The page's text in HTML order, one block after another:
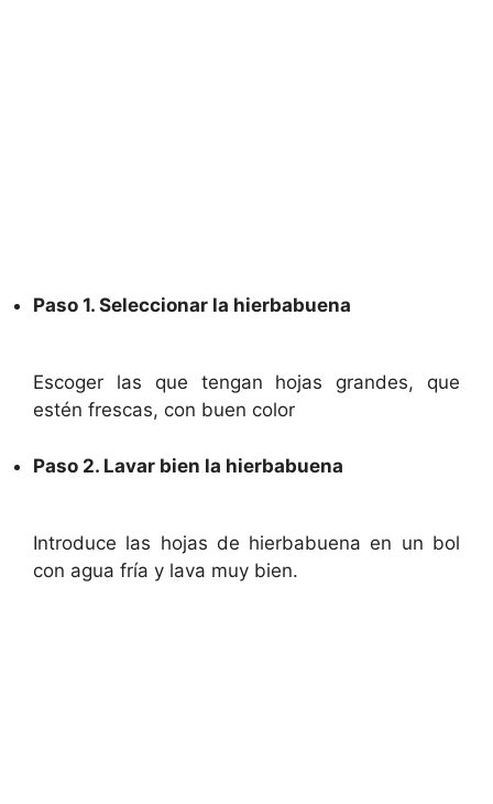
Paso 1. Seleccionar la hierbabuena
Escoger las que tengan hojas grandes, que
estén frescas, con buen color
Paso 2. Lavar bien la hierbabuena
Introduce las hojas de hierbabuena en un bol
con agua fría y lava muy bien.